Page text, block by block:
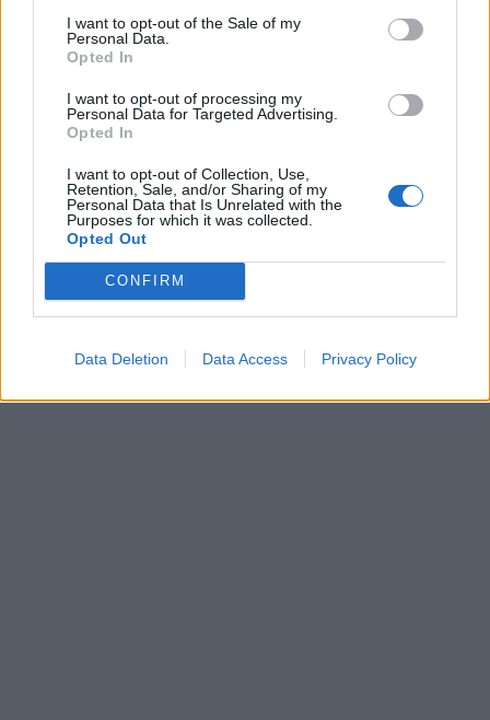
I want to opt-out of the Sale of my
Personal Data.
Opted In
I want to opt-out of processing my
Personal Data for Targeted Advertising.
Opted In
I want to opt-out of Collection, Use,
Retention, Sale, and/or Sharing of my
Personal Data that Is Unrelated with the
Purposes for which it was collected.
Opted Out
CONFIRM
Data Deletion Data Access Privacy Policy
In evidenza